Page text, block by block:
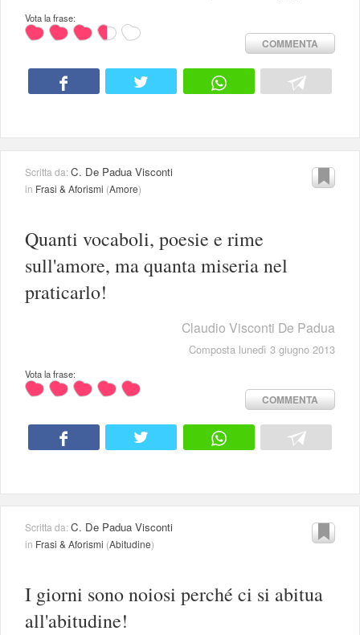
Vota la frase:
COMMENTA
Scritta da:C. De Padua Visconti
in Frasi & Aforismi (Amore)
Quanti vocaboli, poesie e rime
sull'amore, ma quanta miseria nel
praticarlo!
Claudio Visconti De Padua
Composta lunedì 3 giugno 2013
Vota la frase:
COMMENTA
Scritta da:C. De Padua Visconti
in Frasi & Aforismi (Abitudine)
I giorni sono noiosi perché ci si abitua
all'abitudine!